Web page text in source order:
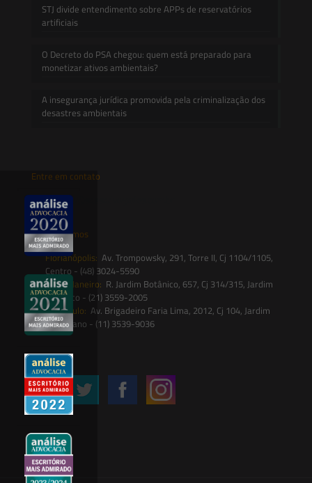
STJ divide entendimento sobre APPs de reservatórios
artificiais
O Decreto do PSA chegou: quem está preparado para
monetizar ativos ambientais?
A insegurança jurídica promovida pela criminalização dos
desastres ambientais
Entre em contato
contato@saesadvogados.com.br
Onde estamos
Florianópolis: Av. Trompowsky, 291, Torre II, Cj 1104/1105,
Centro - (48) 3024-5590
Rio de Janeiro: R. Jardim Botânico, 657, Cj 314/315, Jardim
Botânico - (21) 3559-2005
São Paulo: Av. Brigadeiro Faria Lima, 2012, Cj 104, Jardim
Paulistano - (11) 3539-9036
Siga-nos